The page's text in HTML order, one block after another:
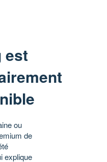
est
ou
de
explique